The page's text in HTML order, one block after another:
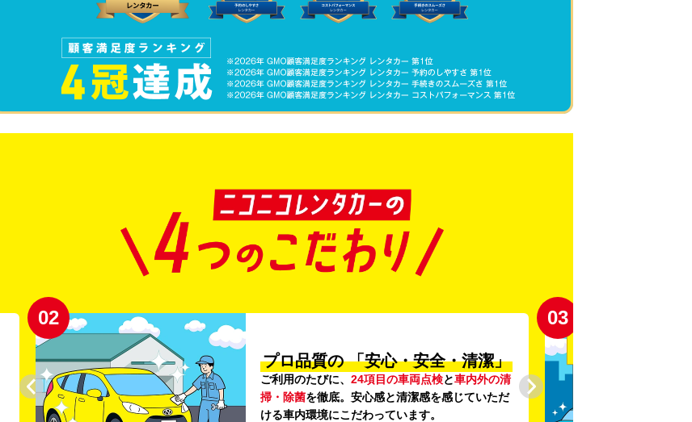
02
プロ品質の 「安心・安全・清潔」
ご利用のたびに、 24項目の車両点検と車内外の清
掃・除菌を徹底。安心感と清潔感を感じていただ
ける車内環境にこだわっています。
03